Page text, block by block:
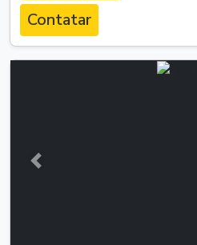
Contatar
Anterior